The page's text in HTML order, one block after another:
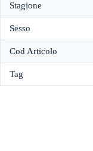
Stagione
Sesso
Cod Articolo
Tag